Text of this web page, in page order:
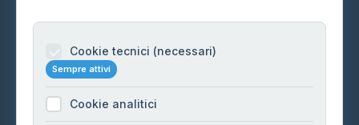
Informazioni legali
Cookie Policy
Cookie tecnici (necessari)
Sempre attivi
Cookie analitici